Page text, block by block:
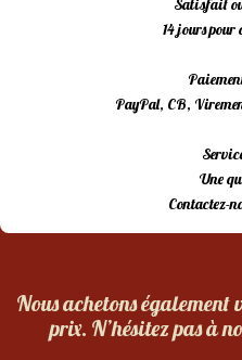
Satisfait
14 jours pour
PayPal, CB,
Une
Contactez-
Nous achetons également
prix. N’hésitez pas à